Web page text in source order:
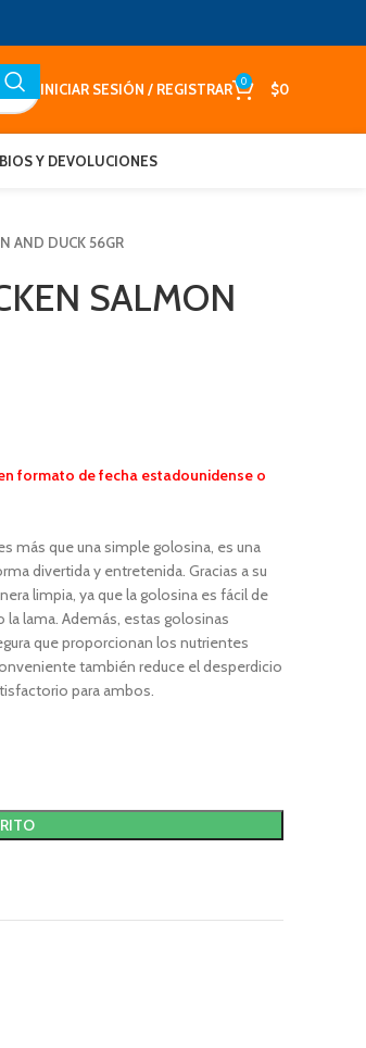
INICIAR SESIÓN / REGISTRAR 0 $0
Y DEVOLUCIONES
AND DUCK 56GR
SALMON
formato de fecha estadounidense o
más que una simple golosina, es una
divertida y entretenida. Gracias a su
limpia, ya que la golosina es fácil de
lama. Además, estas golosinas
que proporcionan los nutrientes
también reduce el desperdicio
para ambos.